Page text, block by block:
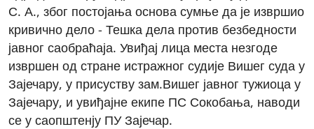
С. А., због постојања основа сумње да је извршио
кривично дело - Тешка дела против безбедности
јавног саобраћаја. Увиђај лица места незгоде
извршен од стране истражног судије Вишег суда у
Зајечару, у присуству зам.Вишег јавног тужиоца у
Зајечару, и увиђајне екипе ПС Сокобања, наводи
се у саопштенју ПУ Зајечар.